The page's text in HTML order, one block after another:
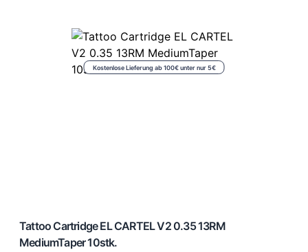
Kostenlose Lieferung ab 100€ unter nur 5€
Tattoo Cartridge EL CARTEL V2 0.35 13RM
MediumTaper 10stk.